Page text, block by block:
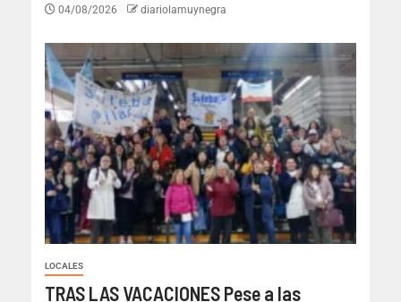
04/08/2026 diariolamuynegra
LOCALES
TRAS LAS VACACIONES Pese a las